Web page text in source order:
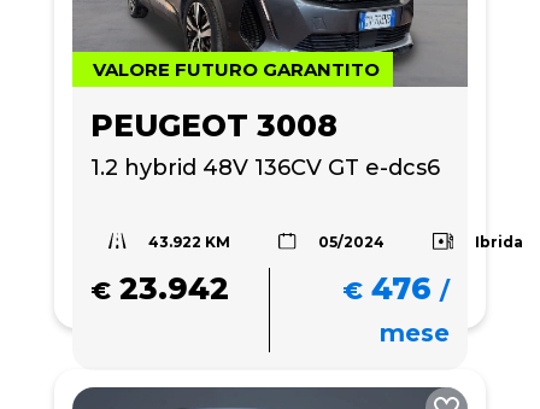
VALORE FUTURO GARANTITO
PEUGEOT 3008
1.2 hybrid 48V 136CV GT e-dcs6
43.922 KM 05/2024 Ibrida
€ 23.942 € 476 /
mese